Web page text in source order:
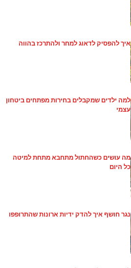
איך להפסיק לדאוג למחר ולהתרכז בהווה
למה ילדים שמקבלים בחירות מפתחים ביטחון
עצמי
מה עושים כשהחתול מתחבא מתחת למיטה
כל היום
נגר חושף איך להדק ידיות ארונות שהתרופפו